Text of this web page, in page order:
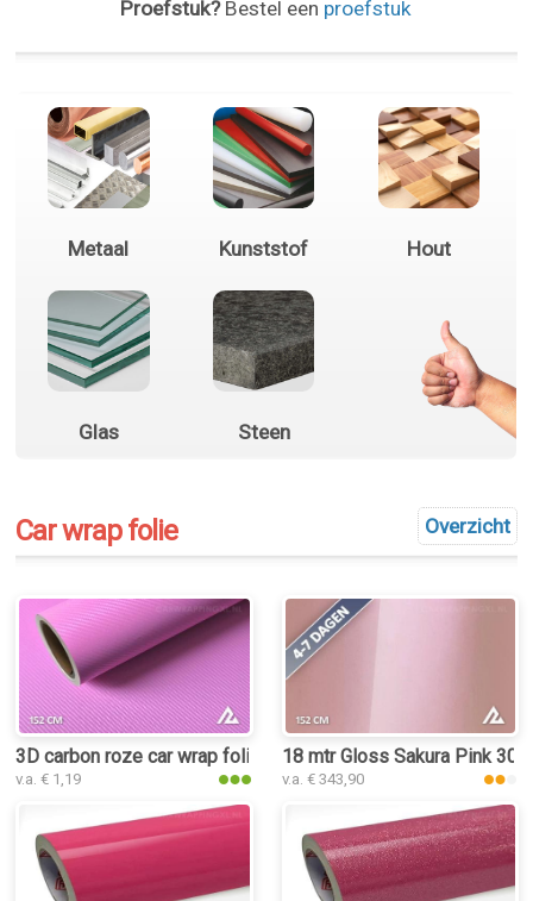
Proefstuk?Bestel een proefstuk
Metaal Kunststof Hout
Glas Steen
Overzicht
Car wrap folie
3D carbon roze car wrap folie
v.a. € 1,19
18 mtr Gloss Sakura Pink
v.a. € 343,90